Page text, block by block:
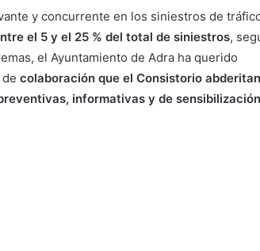
y concurrente en los siniestros de
el 5 y el 25 % del total de siniestros,
el Ayuntamiento de Adra ha querido
colaboración que el Consistorio
informativas y de sensibilización